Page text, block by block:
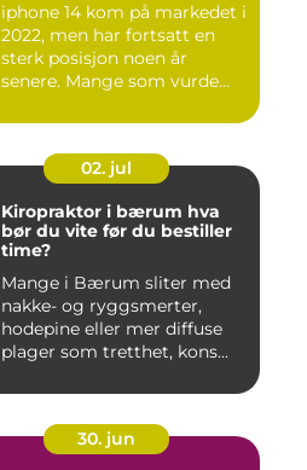
iphone 14 kom på markedet i
2022, men har fortsatt en
sterk posisjon noen år
senere. Mange som vurde...
02. jul
Kiropraktor i bærum hva
bør du vite før du bestiller
time?
Mange i Bærum sliter med
nakke- og ryggsmerter,
hodepine eller mer diffuse
plager som tretthet, kons...
30. jun